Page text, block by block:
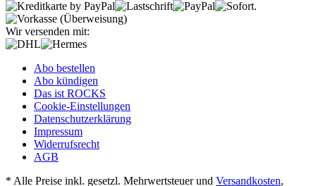
Wir versenden mit:
Abo bestellen
Abo kündigen
Das ist ROCKS
Cookie-Einstellungen
Datenschutzerklärung
Impressum
Widerrufsrecht
AGB
* Alle Preise inkl. gesetzl. Mehrwertsteuer und Versandkosten,